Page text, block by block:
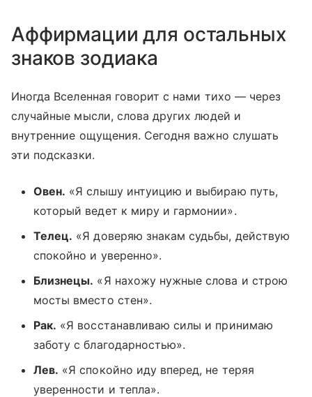
Аффирмации для остальных
знаков зодиака
Иногда Вселенная говорит с нами тихо — через
случайные мысли, слова других людей и
внутренние ощущения. Сегодня важно слушать
эти подсказки.
Овен. «Я слышу интуицию и выбираю путь,
который ведет к миру и гармонии».
Телец. «Я доверяю знакам судьбы, действую
спокойно и уверенно».
Близнецы. «Я нахожу нужные слова и строю
мосты вместо стен».
Рак. «Я восстанавливаю силы и принимаю
заботу с благодарностью».
Лев. «Я спокойно иду вперед, не теряя
уверенности и тепла».